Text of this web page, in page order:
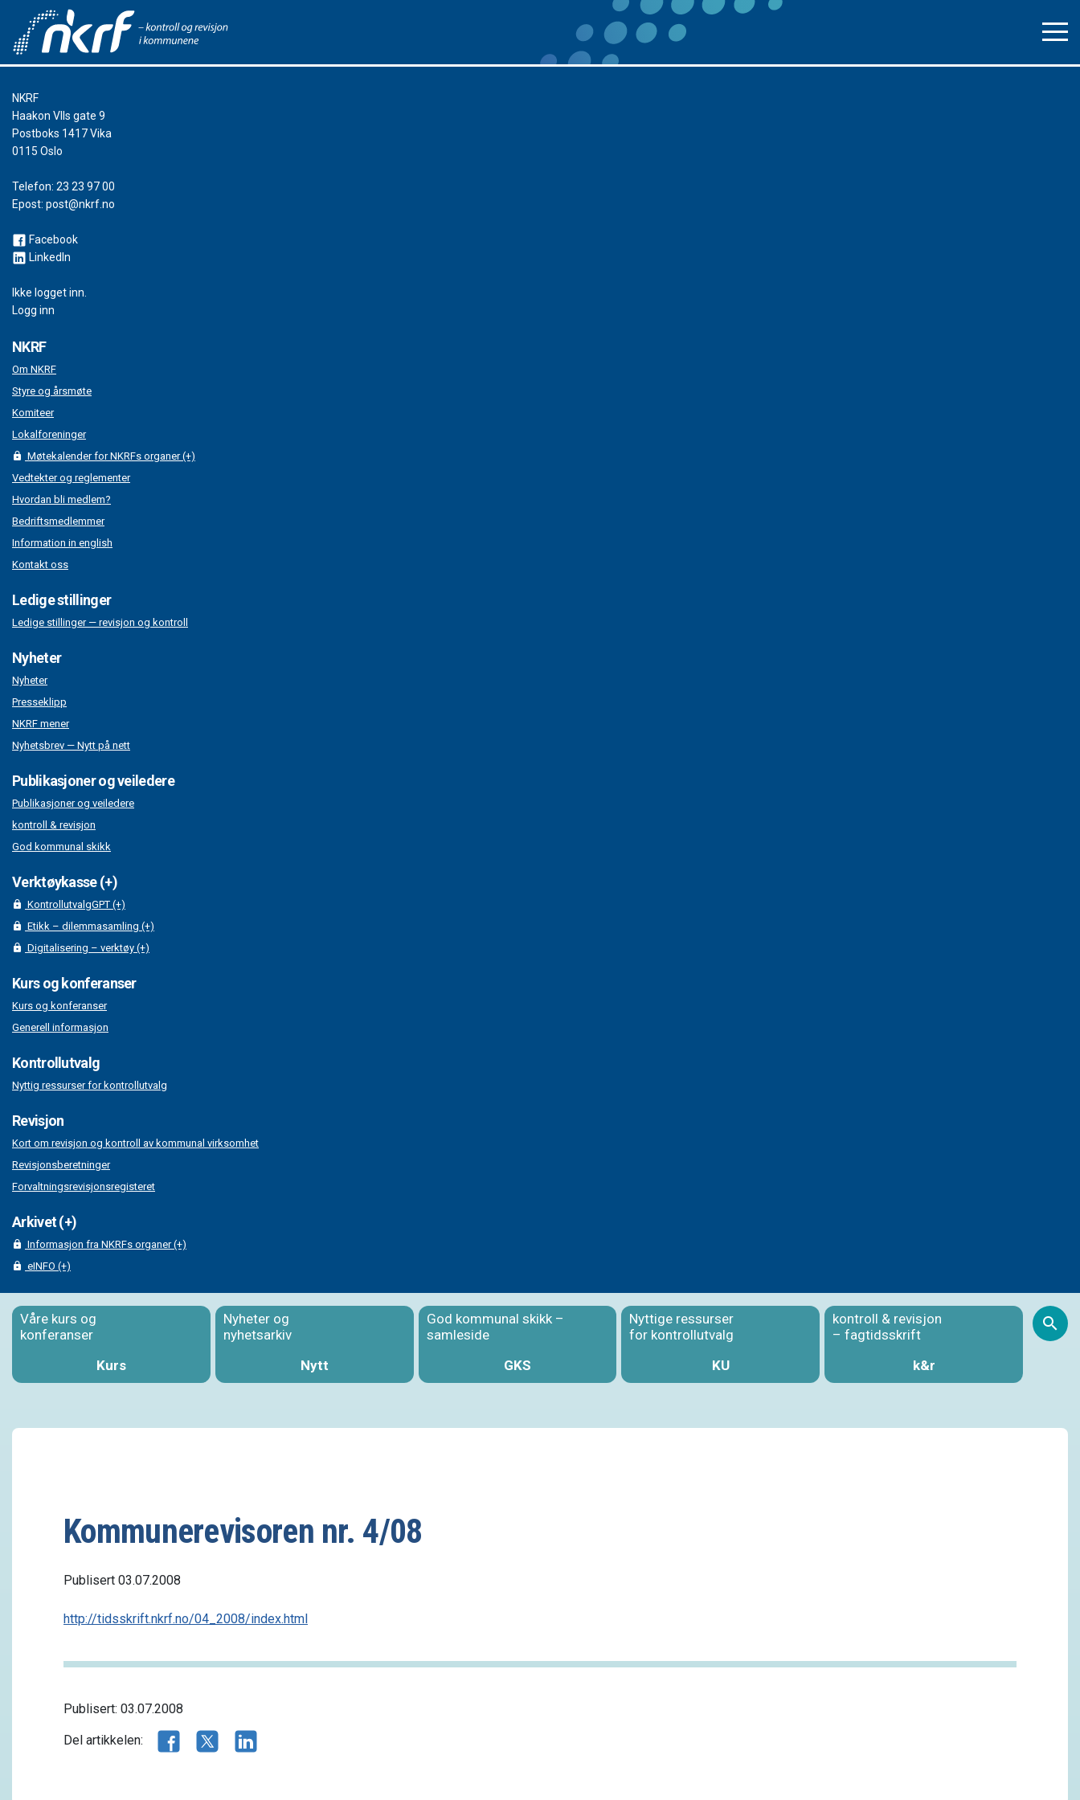
NKRF
Haakon VIIs gate 9
Postboks 1417 Vika
0115 Oslo
Telefon: 23 23 97 00
Epost: post@nkrf.no
Facebook
LinkedIn
Ikke logget inn.
Logg inn
NKRF
Om NKRF
Styre og årsmøte
Komiteer
Lokalforeninger
Møtekalender for NKRFs organer (+)
Vedtekter og reglementer
Hvordan bli medlem?
Bedriftsmedlemmer
Information in english
Kontakt oss
Ledige stillinger
Ledige stillinger — revisjon og kontroll
Nyheter
Nyheter
Presseklipp
NKRF mener
Nyhetsbrev — Nytt på nett
Publikasjoner og veiledere
Publikasjoner og veiledere
kontroll & revisjon
God kommunal skikk
Verktøykasse (+)
KontrollutvalgGPT (+)
Etikk – dilemmasamling (+)
Digitalisering – verktøy (+)
Kurs og konferanser
Kurs og konferanser
Generell informasjon
Kontrollutvalg
Nyttig ressurser for kontrollutvalg
Revisjon
Kort om revisjon og kontroll av kommunal virksomhet
Revisjonsberetninger
Forvaltningsrevisjonsregisteret
Arkivet (+)
Informasjon fra NKRFs organer (+)
eINFO (+)
Våre kurs og
konferanser
Kurs
Nyheter og
nyhetsarkiv
Nytt
God kommunal skikk –
samleside
GKS
Nyttige ressurser
for kontrollutvalg
KU
kontroll & revisjon
– fagtidsskrift
k&r
Kommunerevisoren nr. 4/08
Publisert 03.07.2008
http://tidsskrift.nkrf.no/04_2008/index.html
Publisert: 03.07.2008
Del artikkelen: Del artikkelen på Facebook
Del artikkelen på X.com